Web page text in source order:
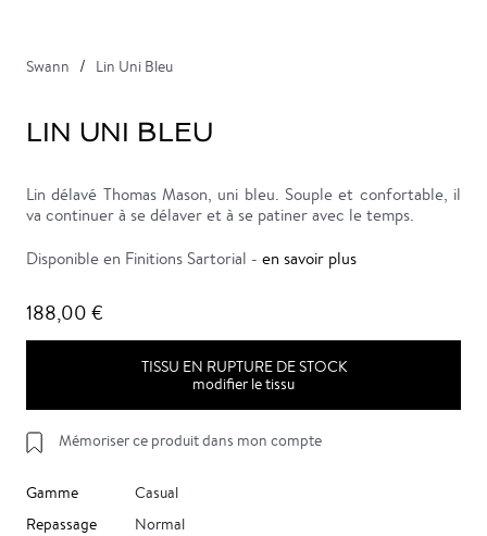
Swann Lin Uni Bleu
LIN UNI BLEU
Lin délavé Thomas Mason, uni bleu. Souple et confortable, il
va continuer à se délaver et à se patiner avec le temps.
Disponible en Finitions Sartorial - en savoir plus
188,00 €
TISSU EN RUPTURE DE STOCK
modifier le tissu
Mémoriser ce produit dans mon compte
Gamme
Casual
Repassage
Normal